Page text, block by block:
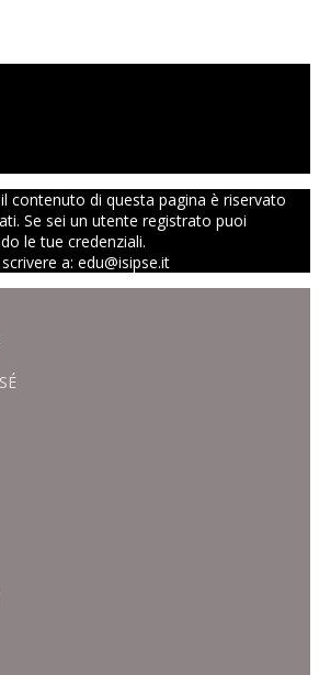
contenuto di questa pagina è riservato
Se sei un utente registrato puoi
le tue credenziali.
a: edu@isipse.it